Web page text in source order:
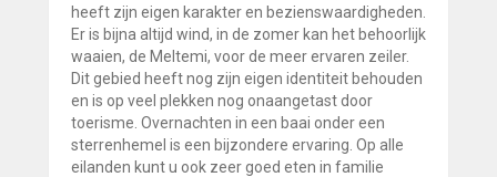
heeft zijn eigen karakter en bezienswaardigheden.
Er is bijna altijd wind, in de zomer kan het behoorlijk
waaien, de Meltemi, voor de meer ervaren zeiler.
Dit gebied heeft nog zijn eigen identiteit behouden
en is op veel plekken nog onaangetast door
toerisme. Overnachten in een baai onder een
sterrenhemel is een bijzondere ervaring. Op alle
eilanden kunt u ook zeer goed eten in familie